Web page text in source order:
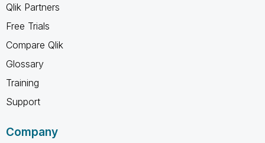
Qlik Partners
Free Trials
Compare Qlik
Glossary
Training
Support
Company